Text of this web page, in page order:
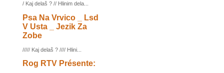
/ Kaj delaš ? // Hlinim dela...
Psa Na Vrvico _ Lsd
V Usta _ Jezik Za
Zobe
///// Kaj delaš ? //// Hlini...
Rog RTV Présente: